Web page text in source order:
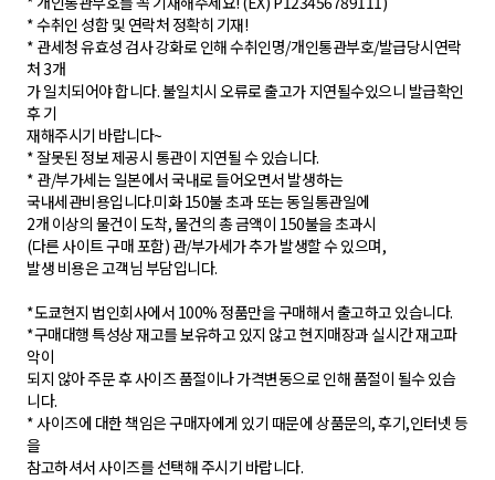
* 수취인 성함 및 연락처 정확히 기재!
* 관세청 유효성 검사 강화로 인해 수취인명/개인통관부호/발급당시연락
처 3개
가 일치되어야 합니다. 불일치시 오류로 출고가 지연될수있으니 발급확인
후 기
재해주시기 바랍니다~
* 잘못된 정보 제공시 통관이 지연될 수 있습니다.
* 관/부가세는 일본에서 국내로 들어오면서 발생하는
국내세관비용입니다.미화 150불 초과 또는 동일통관일에
2개 이상의 물건이 도착, 물건의 총 금액이 150불을 초과시
(다른 사이트 구매 포함) 관/부가세가 추가 발생할 수 있으며,
발생 비용은 고객님 부담입니다.
*도쿄현지 법인회사에서 100% 정품만을 구매해서 출고하고 있습니다.
*구매대행 특성상 재고를 보유하고 있지 않고 현지매장과 실시간 재고파
악이
되지 않아 주문 후 사이즈 품절이나 가격변동으로 인해 품절이 될수 있습
니다.
* 사이즈에 대한 책임은 구매자에게 있기 때문에 상품문의, 후기,인터넷 등
을
참고하셔서 사이즈를 선택해 주시기 바랍니다.